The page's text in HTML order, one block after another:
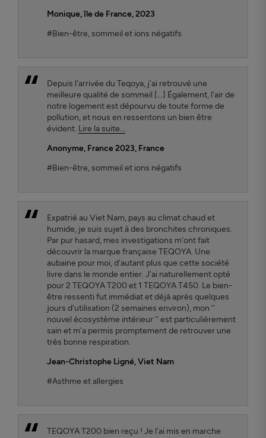
Monique, île de France, 2023
#Bien-être, sommeil et ions négatifs
Depuis l'arrivée du Teqoya, j'ai retrouvé une
meilleure qualité de sommeil [...] Également, l'air de
notre logement est dépourvu de toute forme de
pollution, et nous en ressentons un bien être
évident. Lire la suite...
Anonyme, France 2023, France
#Bien-être, sommeil et ions négatifs
Expatrié au Viet Nam, pays au climat chaud et
humide, je suis sujet à des bronchites chroniques.
Par pur hasard, mes investigations m'ont fait
découvrir la marque française TEQOYA. Une
aubaine pour moi, d'autant plus que cette société
livre dans le monde entier. J'ai naturellement opté
pour 2 TEQOYA T200 et 1 TEQOYA T450. Le bien-
être ressenti fut immédiat et déjà après quelques
jours d'utilisation (2 semaines environ), mon ''
nouvel écosystème intérieur '' est particulièrement
sain et m'a permis promptement de retrouver une
très bonne respiration.
Jean-Christophe Ligné, Viet Nam
#Asthme et allergies
TEQOYA T200 bien reçu ! Je l'ai mis en marche